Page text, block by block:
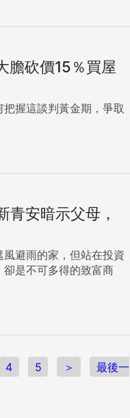
式為例，如果足額反映
；不過，政府拍板暫時
利貸1.56%更低，將有
機會拚首購房貸最低樓地板利率。 責任編輯：鍾守沂 ...
砍價15％買屋
把握這談判黃金期，爭取
青安暗示父母，
風避雨的家，但站在投資
是不可多得的致富商
4 5 ＞
最後一